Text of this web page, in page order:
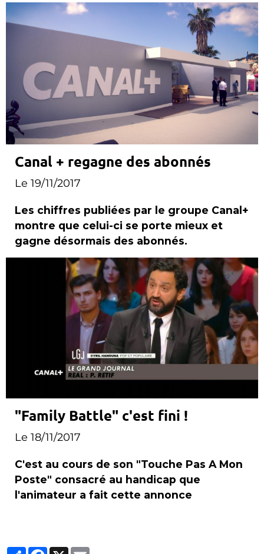
Canal + regagne des abonnés
Le 19/11/2017
Les chiffres publiées par le groupe Canal+
montre que celui-ci se porte mieux et
gagne désormais des abonnés.
"Family Battle" c'est fini !
Le 18/11/2017
C'est au cours de son "Touche Pas A Mon
Poste" consacré au handicap que
l'animateur a fait cette annonce
Partager
Facebook
X